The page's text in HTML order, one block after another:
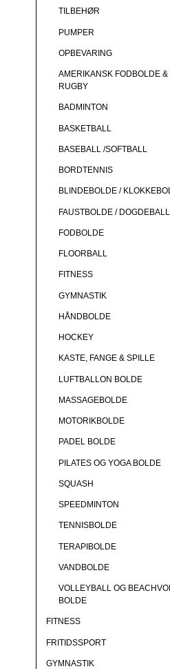
TILBEHØR
PUMPER
OPBEVARING
AMERIKANSK FODBOLDE &
RUGBY
BADMINTON
BASKETBALL
BASEBALL /SOFTBALL
BORDTENNIS
BLINDEBOLDE /
FAUSTBOLDE / DOGDEBALL
FODBOLDE
FLOORBALL
FITNESS
GYMNASTIK
HÅNDBOLDE
HOCKEY
KASTE, FANGE & SPILLE
LUFTBALLON BOLDE
MASSAGEBOLDE
MOTORIKBOLDE
PADEL BOLDE
PILATES OG YOGA BOLDE
SQUASH
SPEEDMINTON
TENNISBOLDE
TERAPIBOLDE
VANDBOLDE
VOLLEYBALL OG
BOLDE
FITNESS
FRITIDSSPORT
GYMNASTIK